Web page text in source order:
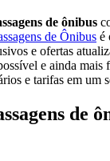
de ônibus
de Ônibus é
e ofertas
e ainda mais
e tarifas em um
de